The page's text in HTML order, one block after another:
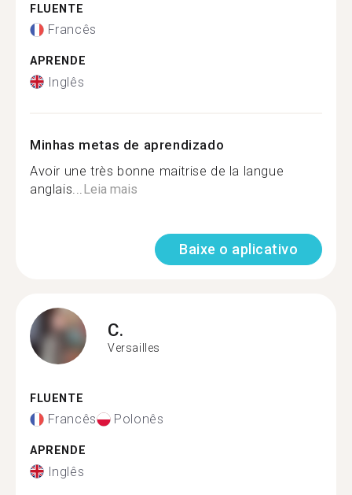
FLUENTE
Francês
APRENDE
Inglês
Minhas metas de aprendizado
Avoir une très bonne maitrise de la langue
anglais... Leia mais
Baixe o aplicativo
C.
Versailles
FLUENTE
Francês Polonês
APRENDE
Inglês